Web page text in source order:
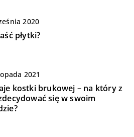
2020
płytki?
2021
kostki brukowej – na który z
się w swoim